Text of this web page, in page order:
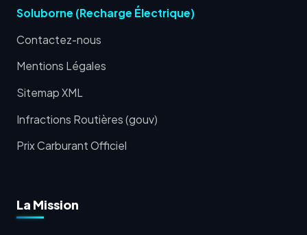
Soluborne (Recharge Électrique)
Contactez-nous
Mentions Légales
Sitemap XML
Infractions Routières (gouv)
Prix Carburant Officiel
La Mission